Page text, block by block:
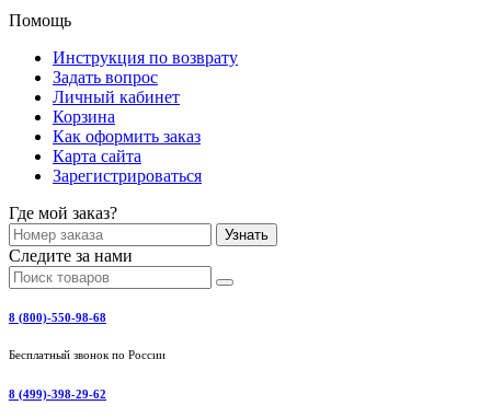
Помощь
Инструкция по возврату
Задать вопрос
Личный кабинет
Корзина
Как оформить заказ
Карта сайта
Зарегистрироваться
Где мой заказ?
Узнать
Следите за нами
8 (800)-550-98-68
Бесплатный звонок по России
8 (499)-398-29-62